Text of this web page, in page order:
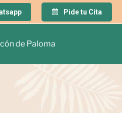
Pide tu Cita
de Paloma